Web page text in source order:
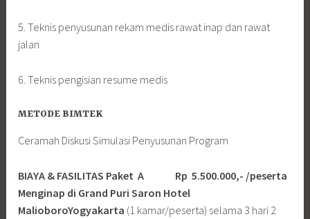
5. Teknis penyusunan rekam medis rawat inap dan rawat
jalan
6. Teknis pengisian resume medis
METODE BIMTEK
Ceramah Diskusi Simulasi Penyusunan Program
BIAYA & FASILITAS Paket A Rp 5.500.000,- /peserta
Menginap di Grand Puri Saron Hotel
MalioboroYogyakarta (1 kamar/peserta) selama 3 hari 2